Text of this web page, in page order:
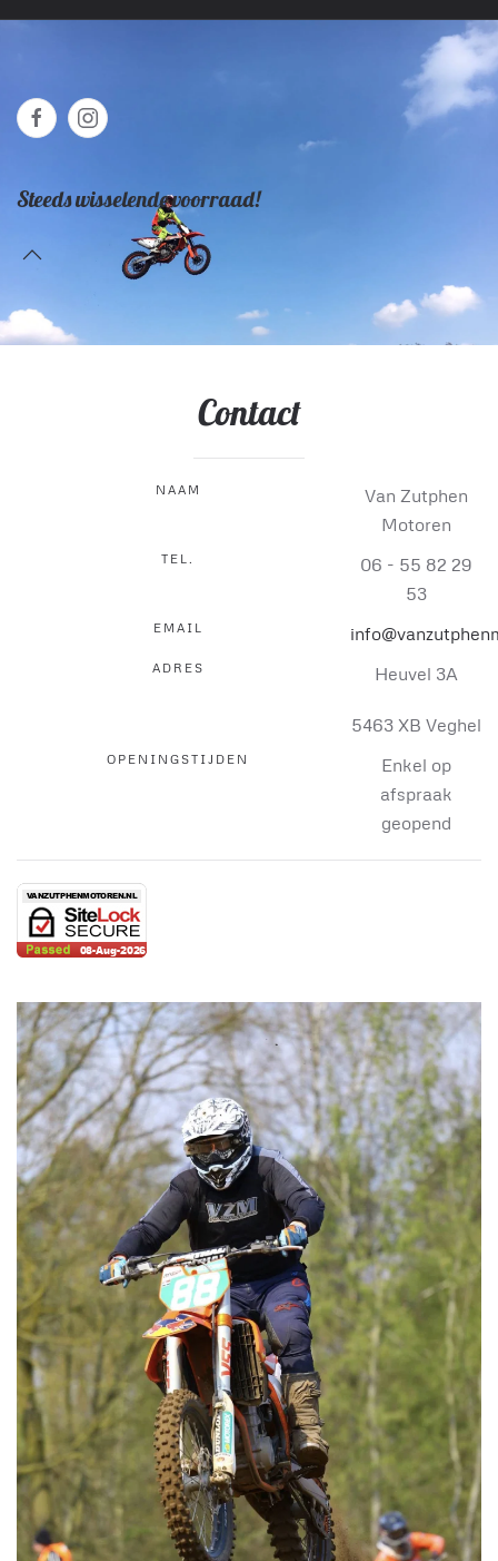
Steeds wisselende voorraad!
Contact
NAAM
Van Zutphen
Motoren
TEL.
06 - 55 82 29
53
EMAIL
ADRES Heuvel 3A
5463 XB Veghel
OPENINGSTIJDEN
Enkel op
afspraak
geopend